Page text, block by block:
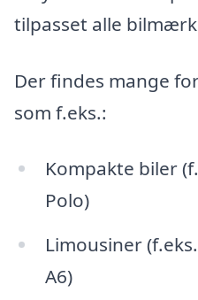
tilpasset alle
Der findes mange
som f.eks.:
Kompakte biler
Polo)
Limousiner
A6)